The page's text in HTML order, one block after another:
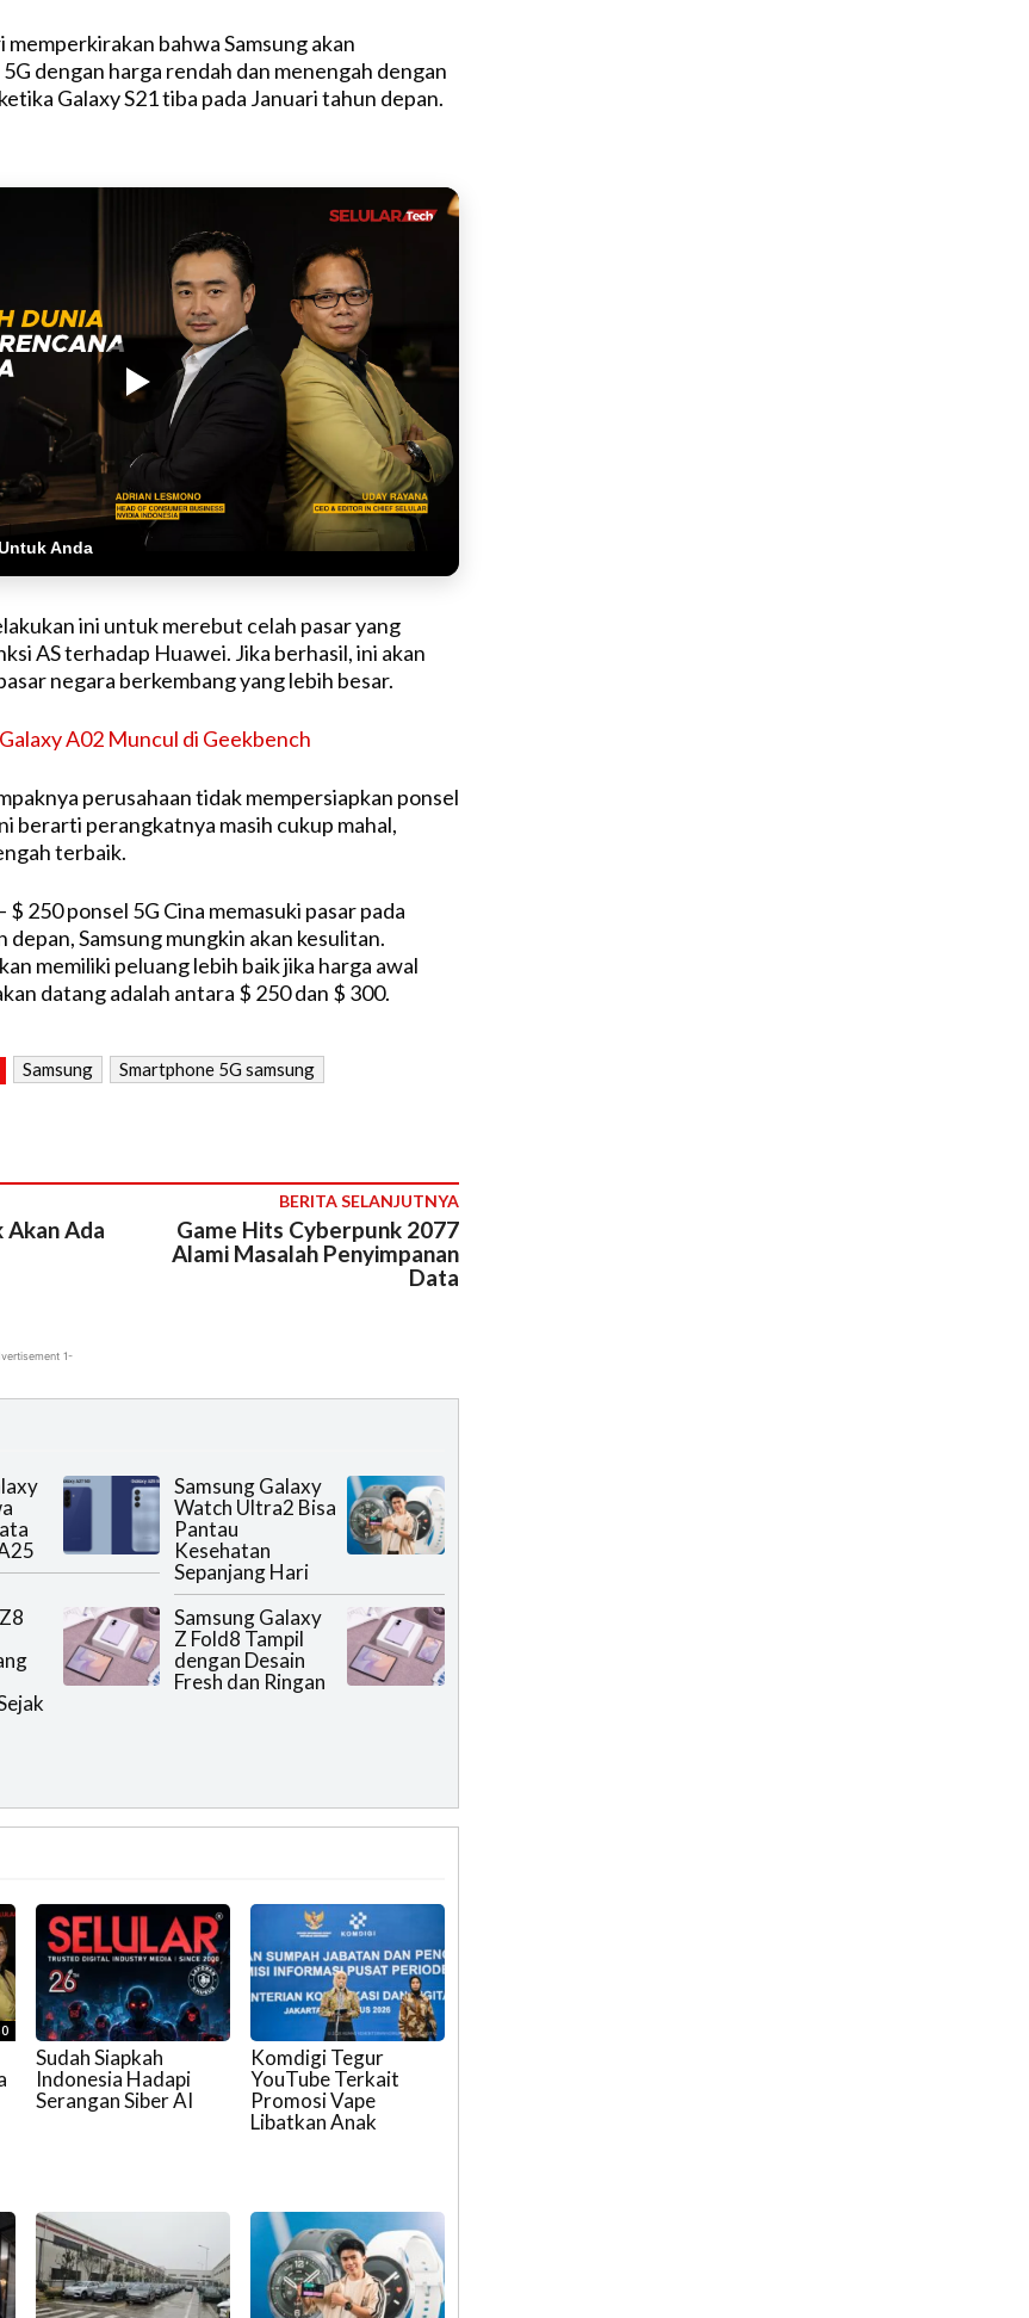
bahwa Samsung akan
dengan harga rendah dan menengah dengan
Galaxy S21 tiba pada Januari tahun depan.
Anda
ini untuk merebut celah pasar yang
AS terhadap Huawei. Jika berhasil, ini akan
negara berkembang yang lebih besar.
A02 Muncul di Geekbench
perusahaan tidak mempersiapkan ponsel
berarti perangkatnya masih cukup mahal,
terbaik.
$ 250 ponsel 5G Cina memasuki pasar pada
Samsung mungkin akan kesulitan.
memiliki peluang lebih baik jika harga awal
datang adalah antara $ 250 dan $ 300.
Samsung Smartphone 5G samsung
Akan Ada
BERITA SELANJUTNYA
Game Hits Cyberpunk 2077
Alami Masalah Penyimpanan
Data
1-
Samsung Galaxy
Watch Ultra2 Bisa
Pantau
Kesehatan
Sepanjang Hari
Samsung Galaxy
Z Fold8 Tampil
dengan Desain
Fresh dan Ringan
Sudah Siapkah
Indonesia Hadapi
Serangan Siber AI
Komdigi Tegur
YouTube Terkait
Promosi Vape
Libatkan Anak